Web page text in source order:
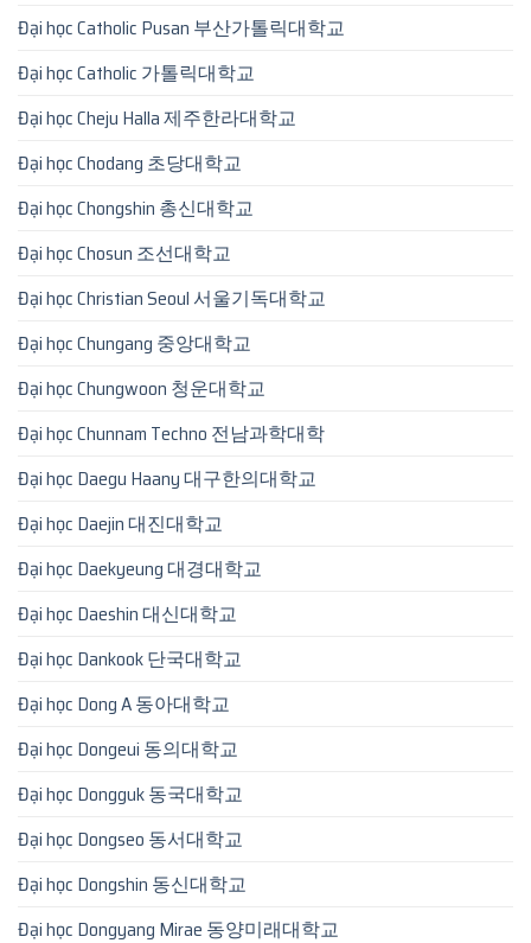
Đại học Catholic Pusan 부산가톨릭대학교
Đại học Catholic 가톨릭대학교
Đại học Cheju Halla 제주한라대학교
Đại học Chodang 초당대학교
Đại học Chongshin 총신대학교
Đại học Chosun 조선대학교
Đại học Christian Seoul 서울기독대학교
Đại học Chungang 중앙대학교
Đại học Chungwoon 청운대학교
Đại học Chunnam Techno 전남과학대학
Đại học Daegu Haany 대구한의대학교
Đại học Daejin 대진대학교
Đại học Daekyeung 대경대학교
Đại học Daeshin 대신대학교
Đại học Dankook 단국대학교
Đại học Dong A 동아대학교
Đại học Dongeui 동의대학교
Đại học Dongguk 동국대학교
Đại học Dongseo 동서대학교
Đại học Dongshin 동신대학교
Đại học Dongyang Mirae 동양미래대학교